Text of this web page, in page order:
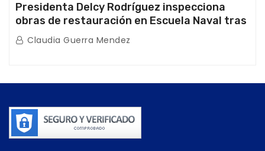
Presidenta Delcy Rodríguez inspecciona
obras de restauración en Escuela Naval tras
afectaciones sísmicas en La Guaira
Claudia Guerra Mendez